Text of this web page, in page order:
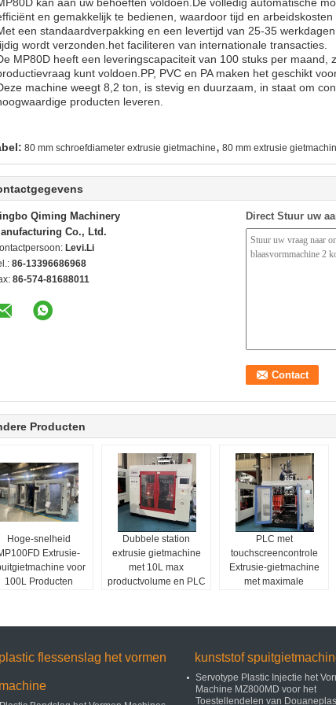
en gemakkelijk te bedienen, waardoor tijd en arbeidskosten
een standaardverpakking en een levertijd van 25-35
wordt verzonden.het faciliteren van internationale transacties.
MP80D heeft een leveringscapaciteit van 100 stuks per maand,
kunt voldoen.PP, PVC en PA maken het geschikt
machine weegt 8,2 ton, is stevig en duurzaam, in staat om
producten leveren.
80 mm schroefdiameter extrusie gietmachine, 80 mm extrusie
Qiming Machinery
Co., Ltd.
Levi.Li
86-13396686968
86-574-81688011
Direct Stuur uw
Producten
Hoge-snelheid
Extrusie-
voor
100L Producten
Dubbele station
extrusie gietmachine
met 10L max
productvolume en PLC
kunststof productie
PLC met
touchscreencontrole
Extrusie-gietmachine
met maximale
en klemkracht van
plastic flessenslag het vormen
machine
kunststof
Servotype Plastic Injectie het
Machine MZ800MD voor het
Toestellendelen van